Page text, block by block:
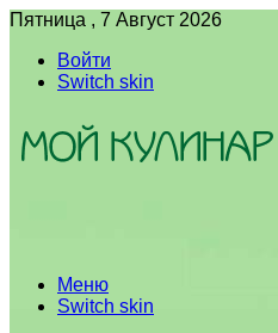
Пятница , 7 Август 2026
Войти
Switch skin
Меню
Switch skin